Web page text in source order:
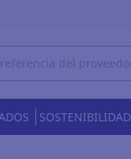
SOSTENIBILIDAD